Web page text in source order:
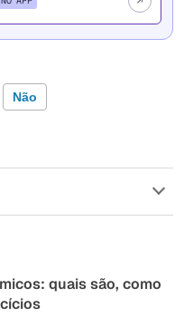
Não
incorreta
que procuro
quais são, como